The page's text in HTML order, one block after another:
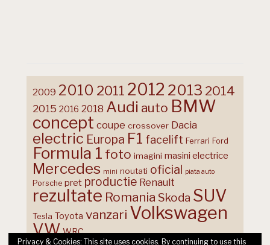
2009 2010 2011 2012 2013 2014
2015 2016 2018 Audi auto BMW
concept coupe crossover Dacia
electric Europa F1 facelift Ferrari Ford
Formula 1 foto imagini masini electrice
Mercedes mini noutati oficial piata auto
Porsche pret productie Renault
rezultate Romania Skoda SUV
Tesla Toyota vanzari Volkswagen
VW WRC
Privacy & Cookies: This site uses cookies. By continuing to use this